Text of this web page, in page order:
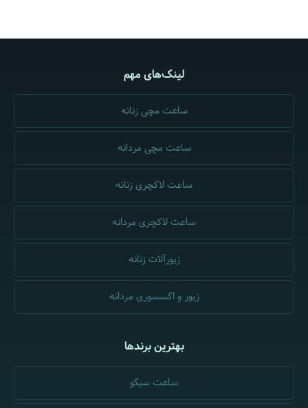
لینک‌های مهم
ساعت مچی زنانه
ساعت مچی مردانه
ساعت لاکچری زنانه
ساعت لاکچری مردانه
زیورآلات زنانه
زیور و اکسسوری مردانه
بهترین برندها
ساعت سیکو